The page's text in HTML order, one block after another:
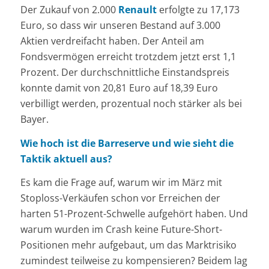
Der Zukauf von 2.000 Renaulterfolgte zu 17,173
Euro, so dass wir unseren Bestand auf 3.000
Aktien verdreifacht haben. Der Anteil am
Fondsvermögen erreicht trotzdem jetzt erst 1,1
Prozent. Der durchschnittliche Einstandspreis
konnte damit von 20,81 Euro auf 18,39 Euro
verbilligt werden, prozentual noch stärker als bei
Bayer.
Wie hoch ist die Barreserve und wie sieht die
Taktik aktuell aus?
Es kam die Frage auf, warum wir im März mit
Stoploss-Verkäufen schon vor Erreichen der
harten 51-Prozent-Schwelle aufgehört haben. Und
warum wurden im Crash keine Future-Short-
Positionen mehr aufgebaut, um das Marktrisiko
zumindest teilweise zu kompensieren? Beidem lag